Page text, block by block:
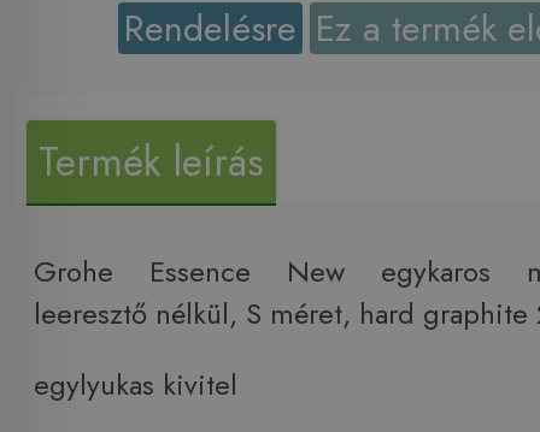
Rendelésre Ez a termék
Termék leírás
Grohe Essence New egykaros
leeresztő nélkül, S méret, hard
egylyukas kivitel